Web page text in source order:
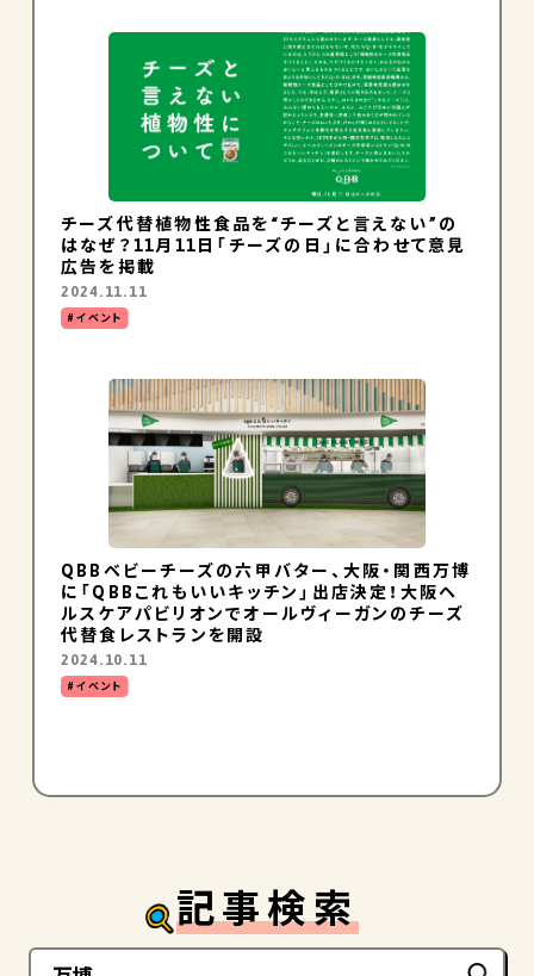
チーズ代替植物性食品を“チーズと言えない”の
はなぜ？11月11日「チーズの日」に合わせて意見
広告を掲載
2024.11.11
イベント
QBBベビーチーズの六甲バター、大阪・関西万博
に「QBBこれもいいキッチン」出店決定！大阪ヘ
ルスケアパビリオンでオールヴィーガンのチーズ
代替食レストランを開設
2024.10.11
イベント
記事検索